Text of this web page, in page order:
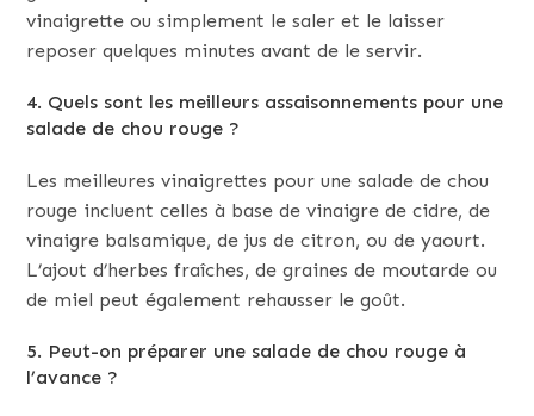
vinaigrette ou simplement le saler et le laisser
reposer quelques minutes avant de le servir.
4. Quels sont les meilleurs assaisonnements pour une
salade de chou rouge ?
Les meilleures vinaigrettes pour une salade de chou
rouge incluent celles à base de vinaigre de cidre, de
vinaigre balsamique, de jus de citron, ou de yaourt.
L’ajout d’herbes fraîches, de graines de moutarde ou
de miel peut également rehausser le goût.
5. Peut-on préparer une salade de chou rouge à
l’avance ?